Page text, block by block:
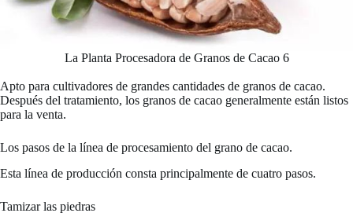
La Planta Procesadora de Granos de Cacao 6
Apto para cultivadores de grandes cantidades de granos de cacao.
Después del tratamiento, los granos de cacao generalmente están listos
para la venta.
Los pasos de la línea de procesamiento del grano de cacao.
Esta línea de producción consta principalmente de cuatro pasos.
Tamizar las piedras